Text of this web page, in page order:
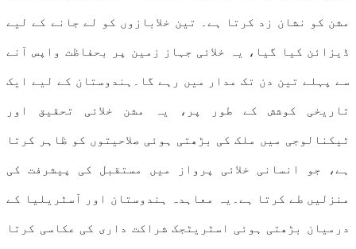
مشن کو نشان زد کرتا ہے۔ تین خلابازوں کو لے جانے کے لیے
ڈیزائن کیا گیا، یہ خلائی جہاز زمین پر بحفاظت واپس آنے
سے پہلے تین دن تک مدار میں رہے گا۔ہندوستان کے لیے ایک
تاریخی کوشش کے طور پر، یہ مشن خلائی تحقیق اور
ٹیکنالوجی میں ملک کی بڑھتی ہوئی صلاحیتوں کو ظاہر کرتا
ہے، جو انسانی خلائی پرواز میں مستقبل کی پیشرفت کی
منزلیں طے کرتا ہے۔یہ معاہدہ ہندوستان اور آسٹریلیا کے
درمیان بڑھتی ہوئی اسٹریٹجک شراکت داری کی عکاسی کرتا